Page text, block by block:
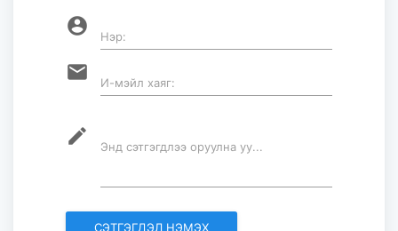
訪問した...
2026-07-29
account_circle Нэр:
email И-мэйл хаяг:
mode_edit Энд сэтгэгдлээ оруулна уу...